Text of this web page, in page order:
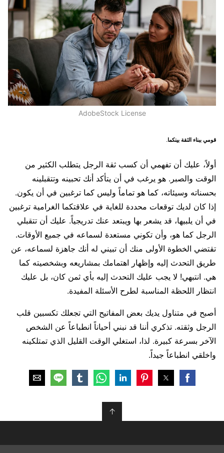
AdobeStock License
قومي ببناء الثقة بينكما.
أولاً، عليك أن تفهمي أن كسب ثقة الرجل يتطلب الكثير من
الوقت والصبر. هو يرغب في أن يتأكد أنك تحبينه وتتقبلينه
بحسناته وسيئاته، كما هو تماماً وليس كما ترغبين في أن يكون.
إذا كان لديك توقعات محددة للغاية في علاقتكما الغرامية ترغبين
في أن يلبيها، قد يشعر بها ويبتعد عنك تدريجياً. عليك أن تتقبلي
الرجل كما هو، وأن تكوني مستعدة لسماعه في جميع الأوقات.
تقتضي الخطوة الأولى منك أن تبيني له أنك جاهزة لسماعه، عن
طريق التحدث إليه وإظهار اهتمامك بمشاريعه وبشخصيته كما
هي. انتبهي! لا يجب عليك التحدث إليه بأي ثمن كان، بل عليك
انتظار اللحظة المناسبة لطرح الأسئلة المفيدة.
أصبح في متناول يديك بعض المفاتيح التي تجعلك تكسبين قلب
الرجل وثقته. تذكري أننا قد نبني أحياناً انطباعاً عن الشخص
الآخر بسرعة كبيرة. لذا، استغلي الوقت القليل الذي تمتلكينه
واخلقي انطباعاً جيداً.
↑